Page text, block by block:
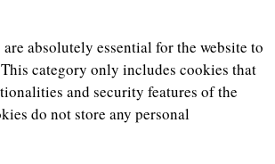
absolutely essential for the website to
category only includes cookies that
and security features of the
do not store any personal